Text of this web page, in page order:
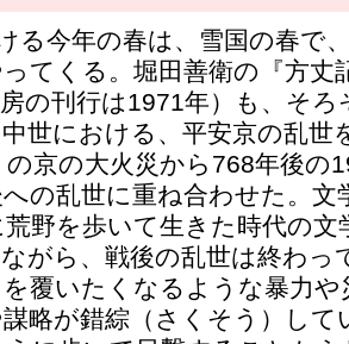
る今年の春は、雪国の春で
てくる。堀田善衛の『方丈
の刊行は1971年）も、そ
世における、平安京の乱世
の京の大火災から768年後の
の乱世に重ね合わせた。文
荒野を歩いて生きた時代の
がら、戦後の乱世は終わっ
覆いたくなるような暴力
略が錯綜（さくそう）し